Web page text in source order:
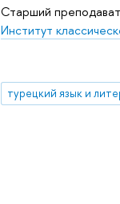
Старший
Институт